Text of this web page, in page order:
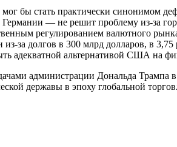
бы стать практически синонимом
— не решит проблему из-за
регулированием валютного
за долгов в 300 млрд долларов, в
адекватной альтернативой США на
администрации Дональда Трампа
державы в эпоху глобальной